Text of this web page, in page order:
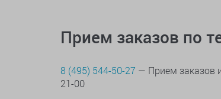
Прием заказов по
8 (495) 544-50-27 — Прием заказов
21-00